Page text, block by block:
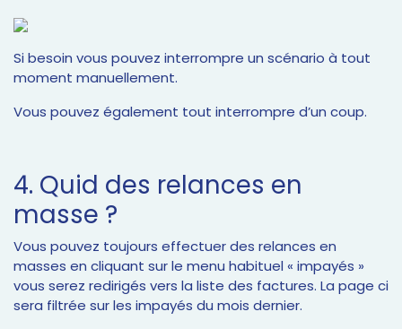
Si besoin vous pouvez interrompre un scénario à tout
moment manuellement.
Vous pouvez également tout interrompre d’un coup.
4. Quid des relances en
masse ?
Vous pouvez toujours effectuer des relances en
masses en cliquant sur le menu habituel « impayés »
vous serez redirigés vers la liste des factures. La page ci
sera filtrée sur les impayés du mois dernier.